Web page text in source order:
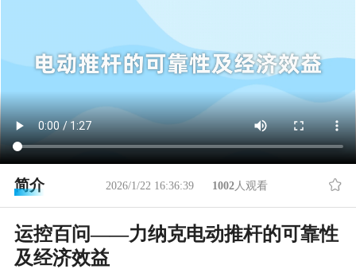
简介 2026/1/22 16:36:39 1002人观看
运控百问——力纳克电动推杆的可靠性
及经济效益